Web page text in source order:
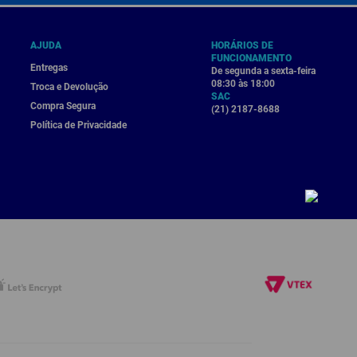
AJUDA
Entregas
Troca e Devolução
Compra Segura
Política de Privacidade
HORÁRIOS DE
FUNCIONAMENTO
De segunda a sexta-feira
08:30 às 18:00
SAC
(21) 2187-8688